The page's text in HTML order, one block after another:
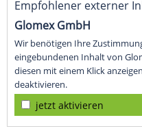
Empfohlener externer
Glomex GmbH
Wir benötigen Ihre
eingebundenen Inhalt von
diesen mit einem Klick
deaktivieren.
jetzt aktivieren